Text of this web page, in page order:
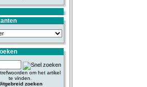
om het artikel
te vinden.
zoeken